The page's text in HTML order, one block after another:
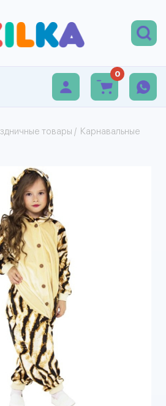
0
товары / Карнавальные